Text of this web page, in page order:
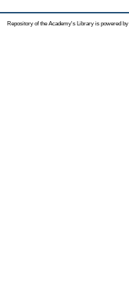
Repository of the Academy's Library is powered by